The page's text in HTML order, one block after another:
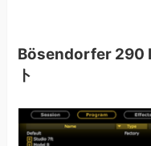
Bösendorfer 290
ト